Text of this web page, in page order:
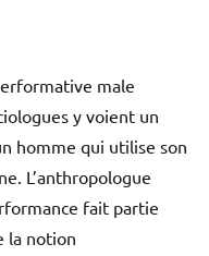
male
y voient un
homme qui utilise son
L’anthropologue
fait partie
la notion